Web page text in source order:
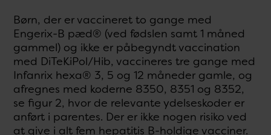
Børn, der er vaccineret to gange med
Engerix-B pæd® (ved fødslen samt 1 måned
gammel) og ikke er påbegyndt vaccination
med DiTeKiPol/Hib, vaccineres tre gange med
Infanrix hexa® 3, 5 og 12 måneder gamle, og
afregnes med koderne 8350, 8351 og 8352,
se figur 2, hvor de relevante ydelseskoder er
anført i parentes. Der er ikke nogen risiko ved
at give i alt fem hepatitis B-holdige vacciner.